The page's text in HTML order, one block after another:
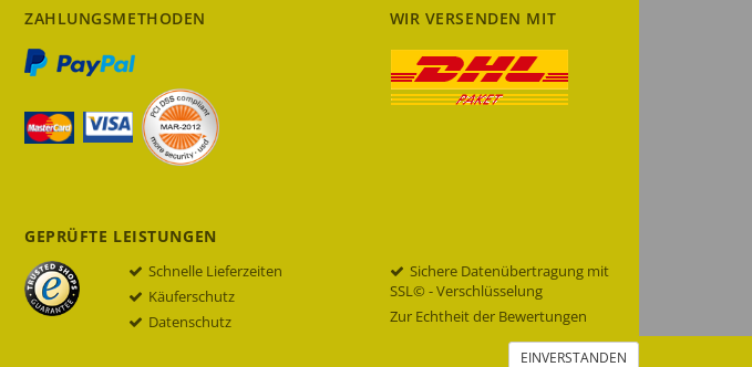
EINVERSTANDEN
ZAHLUNGSMETHODEN WIR VERSENDEN MIT
GEPRÜFTE LEISTUNGEN
Schnelle Lieferzeiten
Käuferschutz
Datenschutz
Sichere Datenübertragung mit
SSL© - Verschlüsselung
Zur Echtheit der Bewertungen